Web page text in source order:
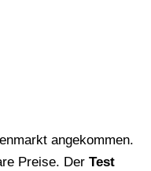
angekommen.
Preise. Der Test